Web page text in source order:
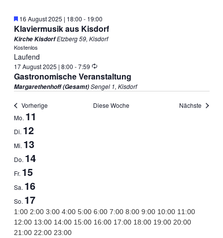
Empfohlen
16 August 2025 | 18:00 - 19:00
Klaviermusik aus Kisdorf
Kirche KisdorfEtzberg 59, Kisdorf
Kostenlos
Laufend
17 August 2025 | 8:00 -7:59 Wiederholung
Gastronomische Veranstaltung
Margarethenhoff (Gesamt)Sengel 1, Kisdorf
Vorherige Diese Woche Nächste
Woche
von
Veranstaltungen
Mo. 11
Di. 12
Mi. 13
Do. 14
Fr. 15
Sa. 16
So. 17
0:00
1:00 2:00 3:00 4:00 5:00 6:00 7:00 8:00 9:00 10:00 11:00
12:00 13:00 14:00 15:00 16:00 17:00 18:00 19:00 20:00
21:00 22:00 23:000:00